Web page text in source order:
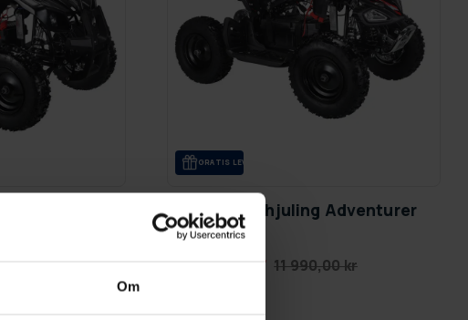
Om
GRA­TIS LE­VE­RANS
Swoop El fyrhjuling Adventurer
1000W
8 990,00 kr 11 990,00 kr